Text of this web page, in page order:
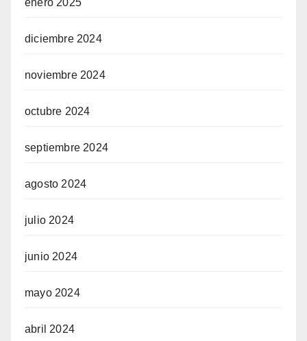
enero 2025
diciembre 2024
noviembre 2024
octubre 2024
septiembre 2024
agosto 2024
julio 2024
junio 2024
mayo 2024
abril 2024